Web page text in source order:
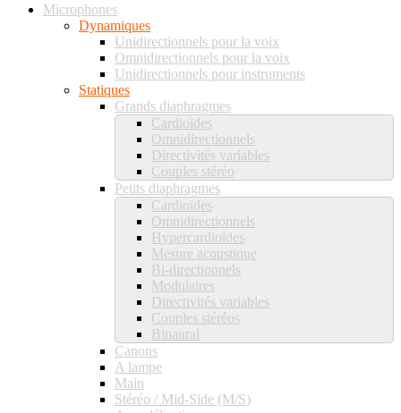
Microphones
Dynamiques
Unidirectionnels pour la voix
Omnidirectionnels pour la voix
Unidirectionnels pour instruments
Statiques
Grands diaphragmes
Cardioïdes
Omnidirectionnels
Directivités variables
Couples stéréo
Petits diaphragmes
Cardioïdes
Omnidirectionnels
Hypercardioïdes
Mesure acoustique
Bi-directionnels
Modulaires
Directivités variables
Couples stéréos
Binaural
Canons
A lampe
Main
Stéréo / Mid-Side (M/S)